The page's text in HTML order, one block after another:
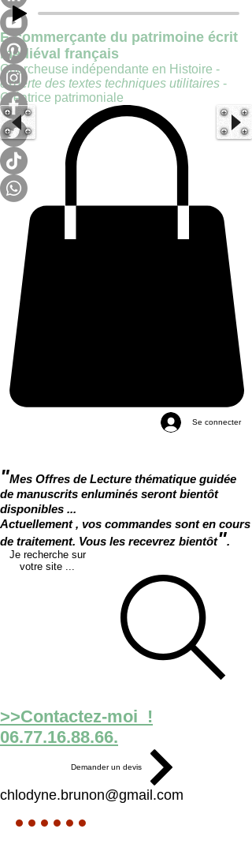
E-commerçante du patrimoine écrit
médiéval français
Chercheuse indépendante en Histoire -
experte des textes techniques utilitaires -
Créatrice patrimoniale
Se connecter
"Mes Offres de Lecture thématique guidée
de manuscrits enluminés seront bientôt
disponibles ...
Actuellement , vos commandes sont en cours
de traitement. Vous les recevrez bientôt".
Je recherche sur
votre site ...
>>Contactez-moi !
06.77.16.88.66.
Demander un devis
chlodyne.brunon@gmail.com